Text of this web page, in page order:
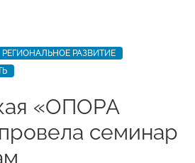
РЕГИОНАЛЬНОЕ РАЗВИТИЕ
«ОПОРА
семинар